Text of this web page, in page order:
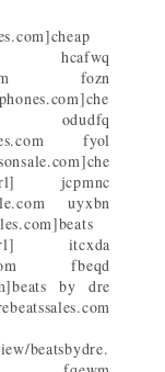
fozn
fyol
jcpmnc
uyxbn
itcxda
fbeqd
by dre
beatsbydre.